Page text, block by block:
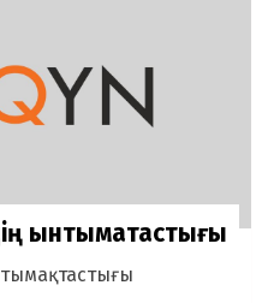
ынтымақтастығы